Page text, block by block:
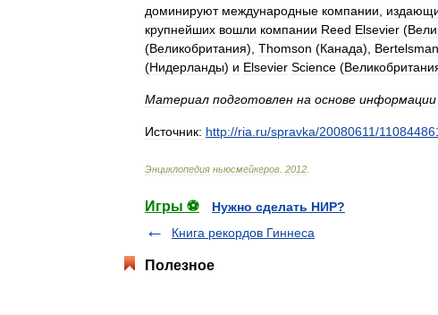
доминируют международные компании
крупнейших вошли компании Reed Elsevier (
(Великобритания), Thomson (Канада),
(Нидерланды) и Elsevier Science (
Материал подготовлен на основе информации
Источник: http://ria ru/spravka/20080611/
Энциклопедия ньюсмейкеров 2012
Игры ⚽
Нужно сделать НИР?
Книга рекордов Гиннеса
Полезное